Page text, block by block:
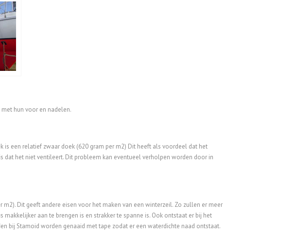
hun voor en nadelen.
een relatief zwaar doek (620 gram per m2) Dit heeft als voordeel dat het
het niet ventileert. Dit probleem kan eventueel verholpen worden door in
Dit geeft andere eisen voor het maken van een winterzeil. Zo zullen er meer
aan te brengen is en strakker te spanne is. Ook ontstaat er bij het
bij Stamoid worden genaaid met tape zodat er een waterdichte naad ontstaat.